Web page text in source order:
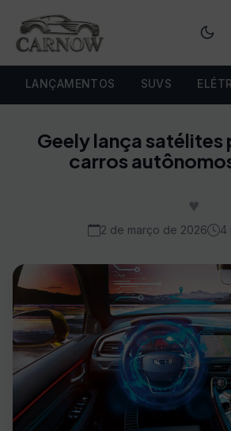
LANÇAMENTOS SUVS
Geely lança
carros
♥
2 de março de 2026 4